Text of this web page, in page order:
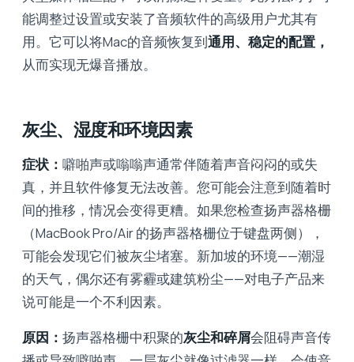
能调整过设置或安装了音频软件的高级用户尤其有
用。它可以将Mac的音频恢复到通用、稳定的配置，
从而实现无爆音播放。
灰尘、湿度和环境因素
症状： 噼啪声或嗡嗡声通常伴随着声音闷闷的或失
真，并且软件修复无法改善。您可能会注意到随着时
间的推移，情况会变得更糟。如果您检查扬声器格栅
（MacBook Pro/Air 的扬声器格栅位于键盘两侧），
可能会发现它们被灰尘堵塞。新加坡的环境——潮湿
的天气，偶尔还有雾霾或建筑粉尘——对电子产品来
说可能是一个不利因素。
原因： 扬声器格栅中积聚的灰尘和碎屑会阻碍声音传